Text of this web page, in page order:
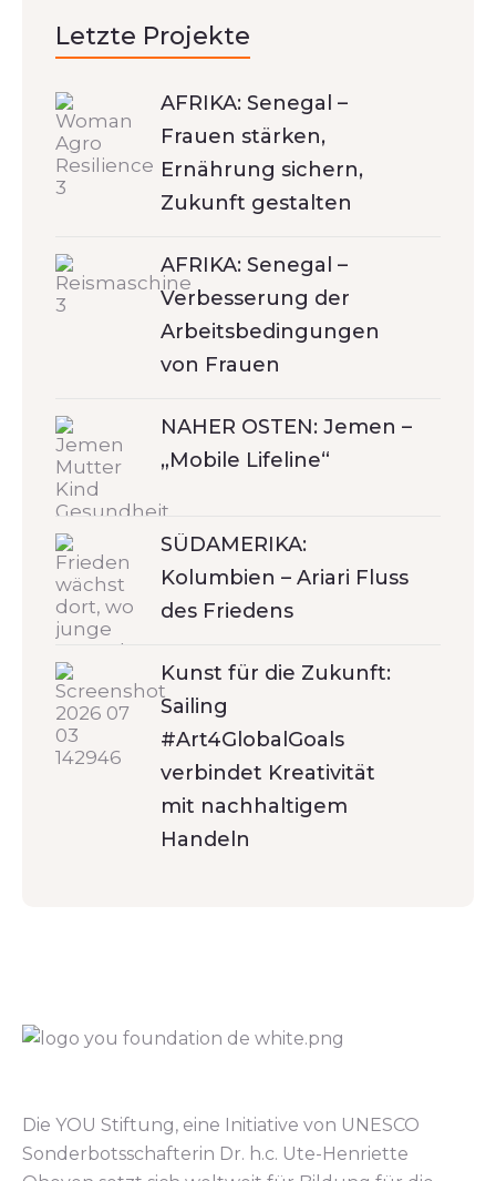
Letzte Projekte
AFRIKA: Senegal –
Frauen stärken,
Ernährung sichern,
Zukunft gestalten
AFRIKA: Senegal –
Verbesserung der
Arbeitsbedingungen
von Frauen
NAHER OSTEN: Jemen –
„Mobile Lifeline“
SÜDAMERIKA:
Kolumbien – Ariari Fluss
des Friedens
Kunst für die Zukunft:
Sailing
#Art4GlobalGoals
verbindet Kreativität
mit nachhaltigem
Handeln
Die YOU Stiftung, eine Initiative von UNESCO
Sonderbotsschafterin Dr. h.c. Ute-Henriette